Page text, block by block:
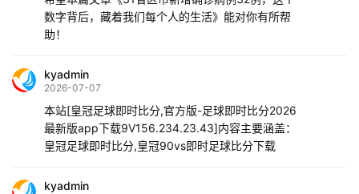
数字背后，藏着我们每个人的生活》能对你有所帮
助！
kyadmin
2026-07-07
本站[皇冠足球即时比分,官方版-足球即时比分2026
最新版app下载9V156.234.23.43]内容主要涵盖：
皇冠足球即时比分,皇冠90vs即时足球比分下载
kyadmin